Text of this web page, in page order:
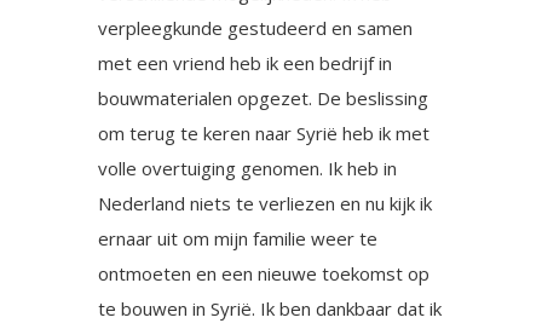
verpleegkunde gestudeerd en samen
met een vriend heb ik een bedrijf in
bouwmaterialen opgezet. De beslissing
om terug te keren naar Syrië heb ik met
volle overtuiging genomen. Ik heb in
Nederland niets te verliezen en nu kijk ik
ernaar uit om mijn familie weer te
ontmoeten en een nieuwe toekomst op
te bouwen in Syrië. Ik ben dankbaar dat ik